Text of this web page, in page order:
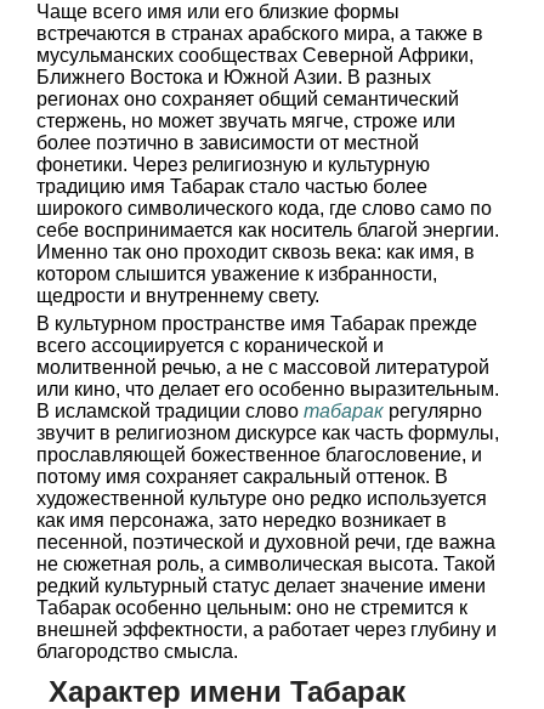
Чаще всего имя или его близкие формы
встречаются в странах арабского мира, а также в
мусульманских сообществах Северной Африки,
Ближнего Востока и Южной Азии. В разных
регионах оно сохраняет общий семантический
стержень, но может звучать мягче, строже или
более поэтично в зависимости от местной
фонетики. Через религиозную и культурную
традицию имя Табарак стало частью более
широкого символического кода, где слово само по
себе воспринимается как носитель благой энергии.
Именно так оно проходит сквозь века: как имя, в
котором слышится уважение к избранности,
щедрости и внутреннему свету.
В культурном пространстве имя Табарак прежде
всего ассоциируется с коранической и
молитвенной речью, а не с массовой литературой
или кино, что делает его особенно выразительным.
В исламской традиции слово табарак регулярно
звучит в религиозном дискурсе как часть формулы,
прославляющей божественное благословение, и
потому имя сохраняет сакральный оттенок. В
художественной культуре оно редко используется
как имя персонажа, зато нередко возникает в
песенной, поэтической и духовной речи, где важна
не сюжетная роль, а символическая высота. Такой
редкий культурный статус делает значение имени
Табарак особенно цельным: оно не стремится к
внешней эффектности, а работает через глубину и
благородство смысла.
Характер имени Табарак